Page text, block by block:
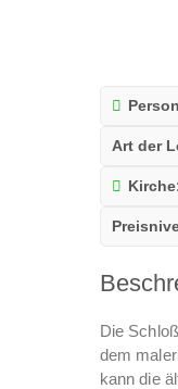
Art der
Die
dem
kann die